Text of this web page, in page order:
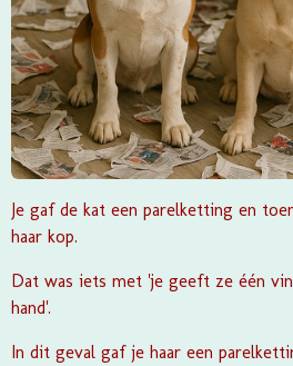
Je gaf de kat een parelketting en
haar kop.
Dat was iets met 'je geeft ze één
hand'.
In dit geval gaf je haar een